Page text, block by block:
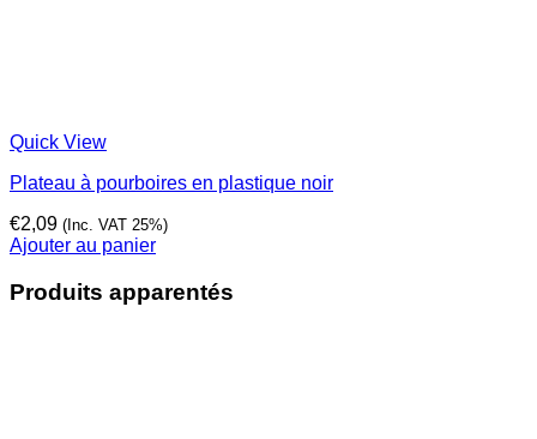
Quick View
Plateau à pourboires en plastique noir
€2,09 (Inc. VAT 25%)
Ajouter au panier
Produits apparentés